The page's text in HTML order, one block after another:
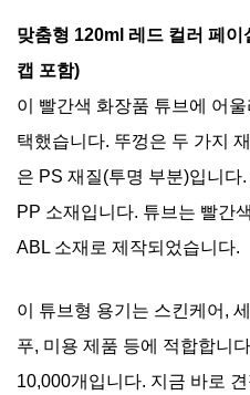
맞춤형 120ml 레드 컬러 페
캡 포함)
이 빨간색 화장품 튜브에 어
택했습니다. 뚜껑은 두 가지
은 PS 재질(투명 부분)입니다.
PP 소재입니다. 튜브는 빨간
ABL 소재로 제작되었습니다.
이 튜브형 용기는 스킨케어,
푸, 미용 제품 등에 적합합니
10,000개입니다. 지금 바로